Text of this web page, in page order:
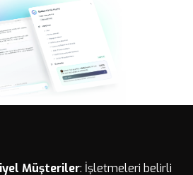
Müşteriler: İşletmeleri belirli